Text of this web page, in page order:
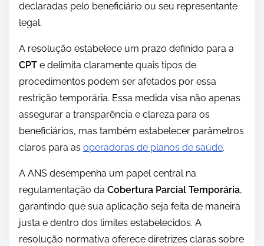
declaradas pelo beneficiário ou seu representante
legal.
A resolução estabelece um prazo definido para a
CPT e delimita claramente quais tipos de
procedimentos podem ser afetados por essa
restrição temporária. Essa medida visa não apenas
assegurar a transparência e clareza para os
beneficiários, mas também estabelecer parâmetros
claros para as operadoras de planos de saúde.
A ANS desempenha um papel central na
regulamentação da Cobertura Parcial Temporária,
garantindo que sua aplicação seja feita de maneira
justa e dentro dos limites estabelecidos. A
resolução normativa oferece diretrizes claras sobre